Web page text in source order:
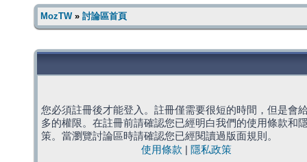
MozTW» 討論區首頁
您必須註冊後才能登入。註冊僅需要很短的時間，但是會
多的權限。在註冊前請確認您已經明白我們的使用條款和
策。當瀏覽討論區時請確認您已經閱讀過版面規則。
使用條款
隱私政策